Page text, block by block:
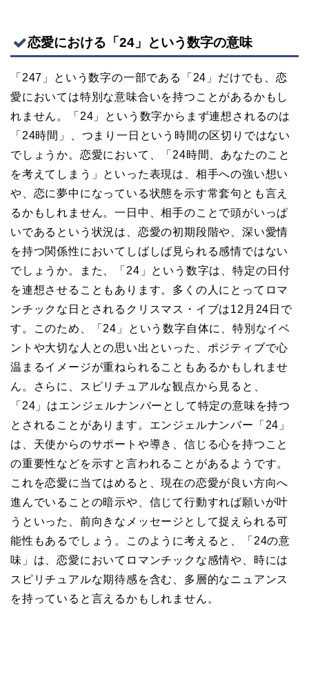
恋愛における「24」という数字の意味
「247」という数字の一部である「24」だけでも、恋
愛においては特別な意味合いを持つことがあるかもし
れません。「24」という数字からまず連想されるのは
「24時間」、つまり一日という時間の区切りではない
でしょうか。恋愛において、「24時間、あなたのこと
を考えてしまう」といった表現は、相手への強い想い
や、恋に夢中になっている状態を示す常套句とも言え
るかもしれません。一日中、相手のことで頭がいっぱ
いであるという状況は、恋愛の初期段階や、深い愛情
を持つ関係性においてしばしば見られる感情ではない
でしょうか。また、「24」という数字は、特定の日付
を連想させることもあります。多くの人にとってロマ
ンチックな日とされるクリスマス・イブは12月24日で
す。このため、「24」という数字自体に、特別なイベ
ントや大切な人との思い出といった、ポジティブで心
温まるイメージが重ねられることもあるかもしれませ
ん。さらに、スピリチュアルな観点から見ると、
「24」はエンジェルナンバーとして特定の意味を持つ
とされることがあります。エンジェルナンバー「24」
は、天使からのサポートや導き、信じる心を持つこと
の重要性などを示すと言われることがあるようです。
これを恋愛に当てはめると、現在の恋愛が良い方向へ
進んでいることの暗示や、信じて行動すれば願いが叶
うといった、前向きなメッセージとして捉えられる可
能性もあるでしょう。このように考えると、「24の意
味」は、恋愛においてロマンチックな感情や、時には
スピリチュアルな期待感を含む、多層的なニュアンス
を持っていると言えるかもしれません。